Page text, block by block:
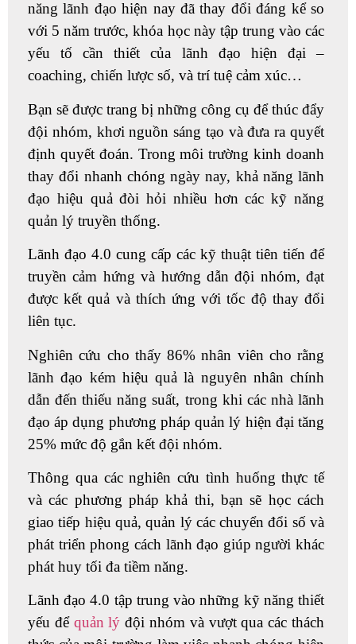
năng lãnh đạo hiện nay đã thay đổi đáng kể so
với 5 năm trước, khóa học này tập trung vào các
yếu tố cần thiết của lãnh đạo hiện đại –
coaching, chiến lược số, và trí tuệ cảm xúc…
Bạn sẽ được trang bị những công cụ để thúc đẩy
đội nhóm, khơi nguồn sáng tạo và đưa ra quyết
định quyết đoán. Trong môi trường kinh doanh
thay đổi nhanh chóng ngày nay, khả năng lãnh
đạo hiệu quả đòi hỏi nhiều hơn các kỹ năng
quản lý truyền thống.
Lãnh đạo 4.0 cung cấp các kỹ thuật tiên tiến để
truyền cảm hứng và hướng dẫn đội nhóm, đạt
được kết quả và thích ứng với tốc độ thay đổi
liên tục.
Nghiên cứu cho thấy 86% nhân viên cho rằng
lãnh đạo kém hiệu quả là nguyên nhân chính
dẫn đến thiếu năng suất, trong khi các nhà lãnh
đạo áp dụng phương pháp quản lý hiện đại tăng
25% mức độ gắn kết đội nhóm.
Thông qua các nghiên cứu tình huống thực tế
và các phương pháp khả thi, bạn sẽ học cách
giao tiếp hiệu quả, quản lý các chuyển đổi số và
phát triển phong cách lãnh đạo giúp người khác
phát huy tối đa tiềm năng.
Lãnh đạo 4.0 tập trung vào những kỹ năng thiết
yếu để quản lý đội nhóm và vượt qua các thách